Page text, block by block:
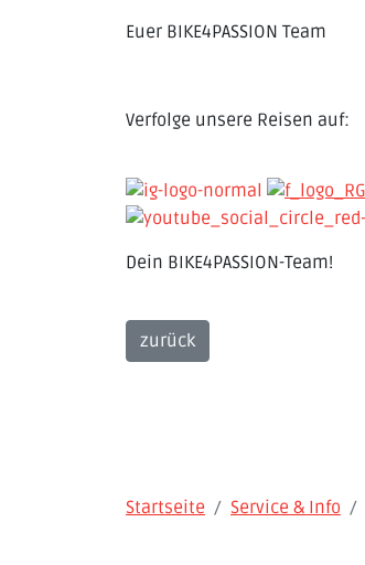
Euer BIKE4PASSION Team
Verfolge unsere Reisen auf:
Dein BIKE4PASSION-Team!
zurück
Startseite Service & Info